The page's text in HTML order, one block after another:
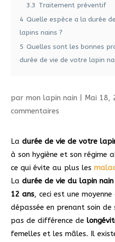
3.3 Traitement préventif
4 Quelle espèce a la durée
lapins nains ?
5 Quelles sont les bonnes
durée de vie de votre lapin
parmon lapin nain Mai 18,
commentaires
La durée de vie de votre
à son hygiène et son régime
ce qui évite au plus les
La durée de vie du lapin nain
12 ans, ceci est une
dépassée en prenant soin
pas de différence de
femelles et les mâles. Il